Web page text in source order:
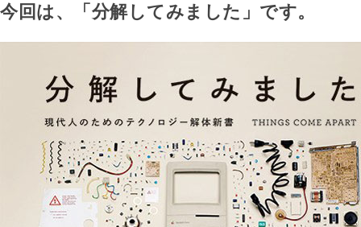
今回は、「分解してみました」です。